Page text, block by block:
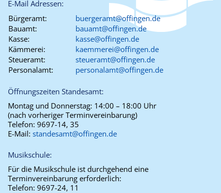
E-Mail Adressen:
Bürgeramt:
buergeramt@offingen.de
Bauamt:
bauamt@offingen.de
Kasse:
kasse@offingen.de
Kämmerei:
kaemmerei@offingen.de
Steueramt:
steueramt@offingen.de
Personalamt:
personalamt@offingen.de
Öffnungszeiten Standesamt:
Montag und Donnerstag: 14:00 – 18:00 Uhr
(nach vorheriger Terminvereinbarung)
Telefon: 9697-14, 35
E-Mail: standesamt@offingen.de
Musikschule:
Für die Musikschule ist durchgehend eine
Terminvereinbarung erforderlich:
Telefon: 9697-24, 11